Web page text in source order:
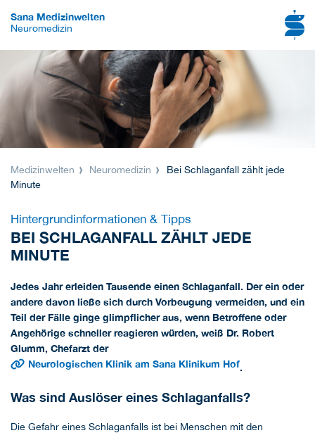
Sana Medizinwelten
Neuromedizin
Medizinwelten Neuromedizin
Bei Schlaganfall zählt jede
Minute
Hintergrundinformationen & Tipps
BEI SCHLAGANFALL ZÄHLT JEDE
MINUTE
Jedes Jahr erleiden Tausende einen Schlaganfall. Der ein oder
andere davon ließe sich durch Vorbeugung vermeiden, und ein
Teil der Fälle ginge glimpflicher aus, wenn Betroffene oder
Angehörige schneller reagieren würden, weiß Dr. Robert
Glumm, Chefarzt der
Neurologischen Klinik am Sana Klinikum Hof.
Was sind Auslöser eines Schlaganfalls?
Die Gefahr eines Schlaganfalls ist bei Menschen mit den